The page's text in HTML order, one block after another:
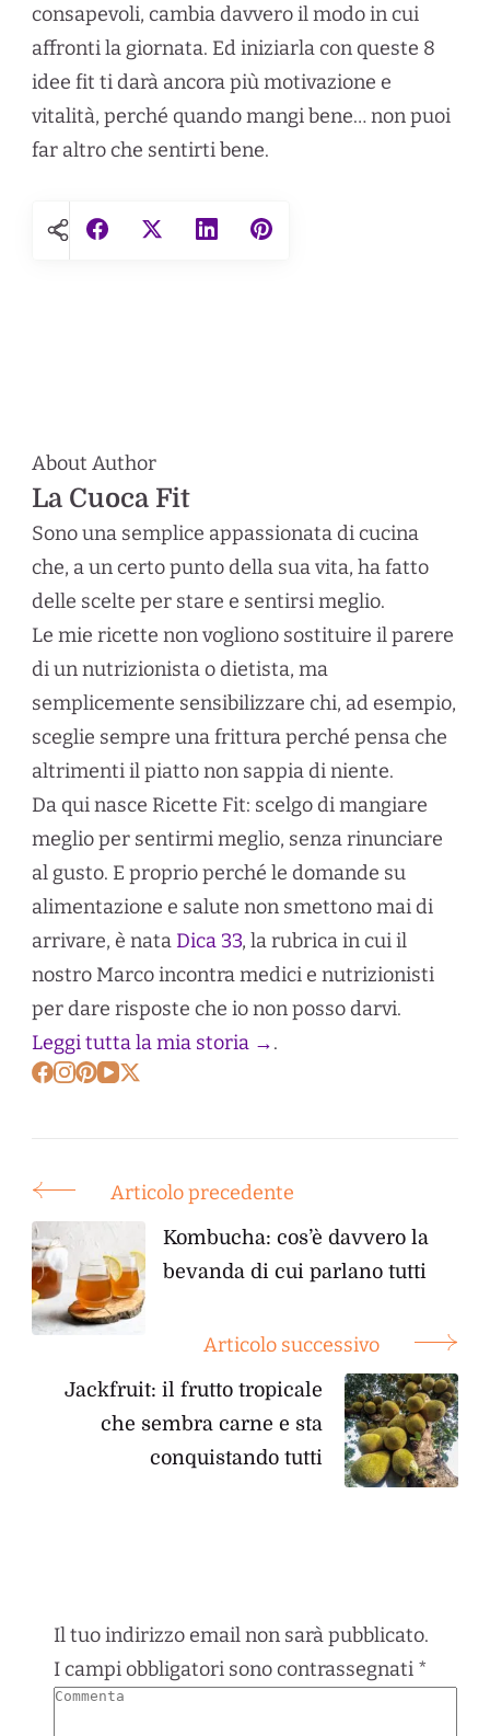
consapevoli, cambia davvero il modo in cui
affronti la giornata. Ed iniziarla con queste 8
idee fit ti darà ancora più motivazione e
vitalità, perché quando mangi bene… non puoi
far altro che sentirti bene.
About Author
La Cuoca Fit
Sono una semplice appassionata di cucina
che, a un certo punto della sua vita, ha fatto
delle scelte per stare e sentirsi meglio.
Le mie ricette non vogliono sostituire il parere
di un nutrizionista o dietista, ma
semplicemente sensibilizzare chi, ad esempio,
sceglie sempre una frittura perché pensa che
altrimenti il piatto non sappia di niente.
Da qui nasce Ricette Fit: scelgo di mangiare
meglio per sentirmi meglio, senza rinunciare
al gusto. E proprio perché le domande su
alimentazione e salute non smettono mai di
arrivare, è nataDica 33, la rubrica in cui il
nostro Marco incontra medici e nutrizionisti
per dare risposte che io non posso darvi.
Leggi tutta la mia storia →.
Post
Navigation
Articolo precedente
Kombucha: cos’è davvero la
bevanda di cui parlano tutti
Articolo successivo
Jackfruit: il frutto tropicale
che sembra carne e sta
conquistando tutti
Il tuo indirizzo email non sarà pubblicato.
I campi obbligatori sono contrassegnati *